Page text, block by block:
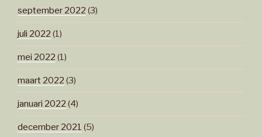
september 2022 (3)
juli 2022 (1)
mei 2022 (1)
maart 2022 (3)
januari 2022 (4)
december 2021 (5)